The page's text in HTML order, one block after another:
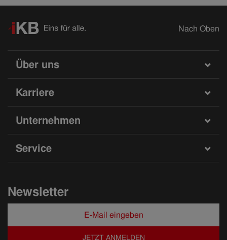
Nach Oben
Über uns
Karriere
Unternehmen
Service
Newsletter
JETZT ANMELDEN